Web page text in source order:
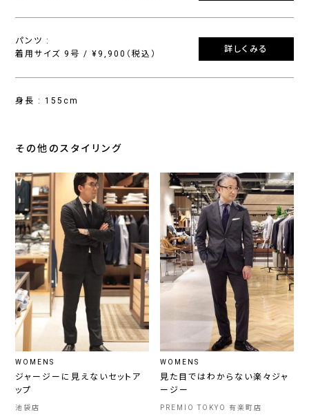
パンツ :
着用サイズ 9号 / ¥9,900（税込）
詳しくみる
身長 : 155cm
その他のスタイリング
WOMENS
ジャージーに見えないセットア
ップ
池袋店
WOMENS
見た目ではわからない楽々ジャ
ージー
PREMIO TOKYO 有楽町店